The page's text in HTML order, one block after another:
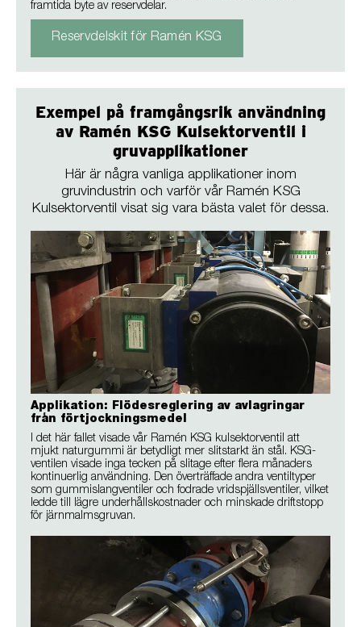
framtida byte av reservdelar.
Reservdelskit för Ramén KSG
Exempel på framgångsrik användning
av Ramén KSG Kulsektorventil i
gruvapplikationer
Här är några vanliga applikationer inom
gruvindustrin och varför vår Ramén KSG
Kulsektorventil visat sig vara bästa valet för dessa.
Applikation: Flödesreglering av avlagringar
från förtjockningsmedel
I det här fallet visade vår Ramén KSG kulsektorventil att
mjukt naturgummi är betydligt mer slitstarkt än stål. KSG-
ventilen visade inga tecken på slitage efter flera månaders
kontinuerlig användning. Den överträffade andra ventiltyper
som gummislangventiler och fodrade vridspjällsventiler, vilket
ledde till lägre underhållskostnader och minskade driftstopp
för järnmalmsgruvan.